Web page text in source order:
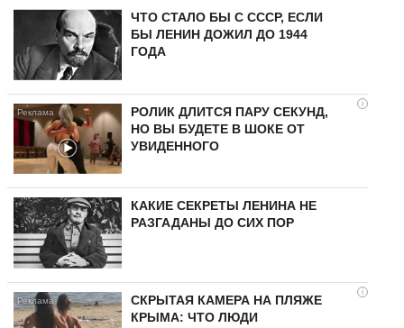
ЧТО СТАЛО БЫ С СССР, ЕСЛИ
БЫ ЛЕНИН ДОЖИЛ ДО 1944
ГОДА
i
РОЛИК ДЛИТСЯ ПАРУ СЕКУНД,
НО ВЫ БУДЕТЕ В ШОКЕ ОТ
УВИДЕННОГО
КАКИЕ СЕКРЕТЫ ЛЕНИНА НЕ
РАЗГАДАНЫ ДО СИХ ПОР
i
СКРЫТАЯ КАМЕРА НА ПЛЯЖЕ
КРЫМА: ЧТО ЛЮДИ